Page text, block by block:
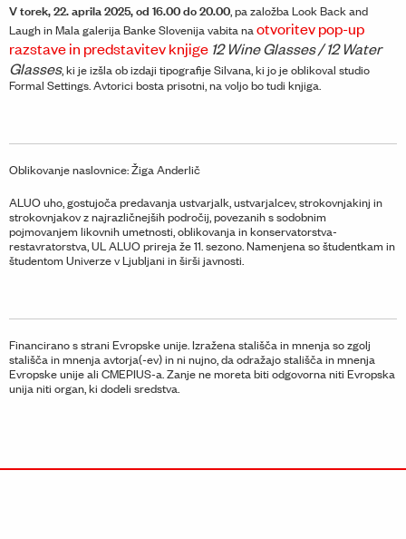
V torek, 22. aprila 2025, od 16.00 do 20.00, pa založba Look Back and
Laugh in Mala galerija Banke Slovenija vabita naotvoritev pop-up
razstave in predstavitev knjige 12 Wine Glasses / 12 Water
Glasses, ki je izšla ob izdaji tipografije Silvana, ki jo je oblikoval studio
Formal Settings. Avtorici bosta prisotni, na voljo bo tudi knjiga.
Oblikovanje naslovnice: Žiga Anderlič
ALUO uho, gostujoča predavanja ustvarjalk, ustvarjalcev, strokovnjakinj in
strokovnjakov z najrazličnejših področij, povezanih s sodobnim
pojmovanjem likovnih umetnosti, oblikovanja in konservatorstva-
restavratorstva, UL ALUO prireja že 11. sezono. Namenjena so študentkam in
študentom Univerze v Ljubljani in širši javnosti.
Financirano s strani Evropske unije. Izražena stališča in mnenja so zgolj
stališča in mnenja avtorja(-ev) in ni nujno, da odražajo stališča in mnenja
Evropske unije ali CMEPIUS-a. Zanje ne moreta biti odgovorna niti Evropska
unija niti organ, ki dodeli sredstva.